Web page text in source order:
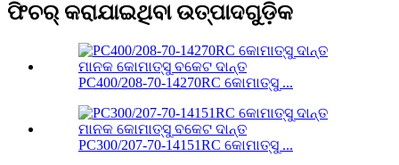
ଫିଚର୍ କରାଯାଇଥିବା ଉତ୍ପାଦଗୁଡ଼ିକ
PC400/208-70-14270RC କୋମାତ୍ସୁ ...
PC300/207-70-14151RC କୋମାତ୍ସୁ ...